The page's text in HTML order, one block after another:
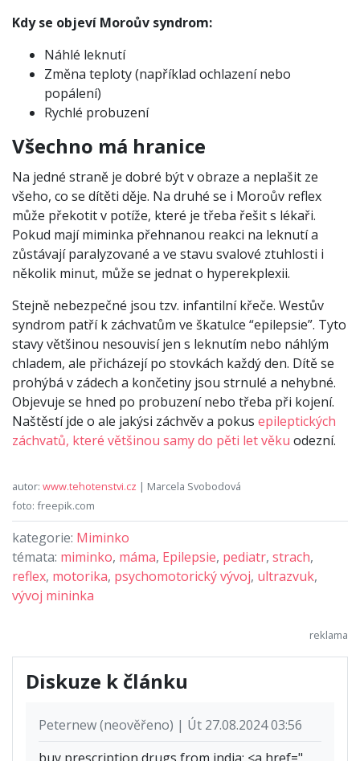
Kdy se objeví Moroův syndrom:
Náhlé leknutí
Změna teploty (například ochlazení nebo
popálení)
Rychlé probuzení
Všechno má hranice
Na jedné straně je dobré být v obraze a neplašit ze
všeho, co se dítěti děje. Na druhé se i Moroův reflex
může překotit v potíže, které je třeba řešit s lékaři.
Pokud mají miminka přehnanou reakci na leknutí a
zůstávají paralyzované a ve stavu svalové ztuhlosti i
několik minut, může se jednat o hyperekplexii.
Stejně nebezpečné jsou tzv. infantilní křeče. Westův
syndrom patří k záchvatům ve škatulce “epilepsie”. Tyto
stavy většinou nesouvisí jen s leknutím nebo náhlým
chladem, ale přicházejí po stovkách každý den. Dítě se
prohýbá v zádech a končetiny jsou strnulé a nehybné.
Objevuje se hned po probuzení nebo třeba při kojení.
Naštěstí jde o ale jakýsi záchvěv a pokus epileptických
záchvatů, které většinou samy do pěti let věku odezní.
autor: www.tehotenstvi.cz | Marcela Svobodová
foto: freepik.com
kategorie: Miminko
témata: miminko, máma, Epilepsie, pediatr, strach,
reflex, motorika, psychomotorický vývoj, ultrazvuk,
vývoj mininka
Diskuze k článku
Peternew (neověřeno) | Út 27.08.2024 03:56
buy prescription drugs from india: <a href="